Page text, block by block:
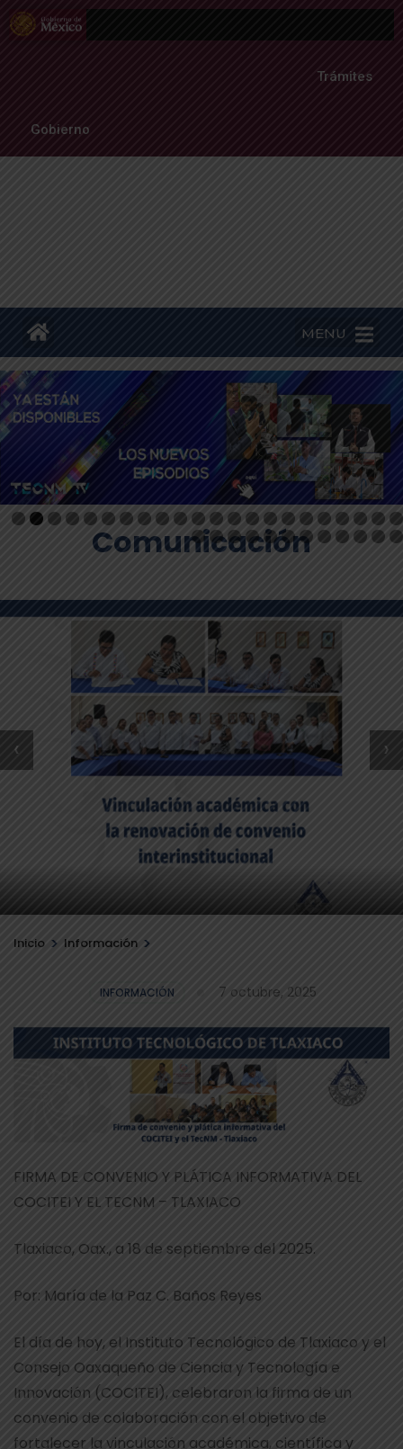
Trámites
Gobierno
MENU
Comunicación
‹ ›
Inicio > Información >
INFORMACIÓN 7 octubre, 2025
FIRMA DE CONVENIO Y PLÁTICA INFORMATIVA DEL
COCITEI Y EL TECNM – TLAXIACO
Tlaxiaco, Oax., a 18 de septiembre del 2025.
Por: María de la Paz C. Baños Reyes
El día de hoy, el Instituto Tecnológico de Tlaxiaco y el
Consejo Oaxaqueño de Ciencia y Tecnología e
Innovación (COCITEI), celebraron la firma de un
convenio de colaboración con el objetivo de
fortalecer la vinculación académica, científica y